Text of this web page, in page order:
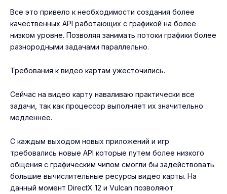
Все это привело к необходимости создания более
качественных API работающих с графикой на более
низком уровне. Позволяя занимать потоки графики более
разнородными задачами параллельно.
Требования к видео картам ужесточились.
Сейчас на видео карту наваливаю практически все
задачи, так как процессор выполняет их значительно
медленнее.
С каждым выходом новых приложений и игр
требовались новые API которые путем более низкого
общения с графическим чипом смогли бы задействовать
большие вычислительные ресурсы видео карты. На
данный момент DirectX 12 и Vulcan позволяют